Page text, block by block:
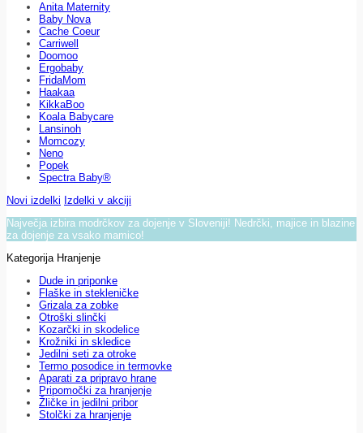
Anita Maternity
Baby Nova
Cache Coeur
Carriwell
Doomoo
Ergobaby
FridaMom
Haakaa
KikkaBoo
Koala Babycare
Lansinoh
Momcozy
Neno
Popek
Spectra Baby®
Novi izdelki Izdelki v akciji
Največja izbira modrčkov za dojenje v Sloveniji! Nedrčki, majice in blazine
za dojenje za vsako mamico!
Kategorija Hranjenje
Dude in priponke
Flaške in stekleničke
Grizala za zobke
Otroški slinčki
Kozarčki in skodelice
Krožniki in skledice
Jedilni seti za otroke
Termo posodice in termovke
Aparati za pripravo hrane
Pripomočki za hranjenje
Žličke in jedilni pribor
Stolčki za hranjenje